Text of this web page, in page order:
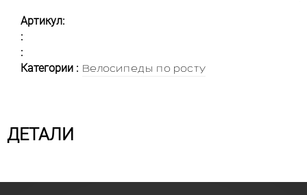
Артикул:
:
:
Категории : Велосипеды по росту
ДЕТАЛИ